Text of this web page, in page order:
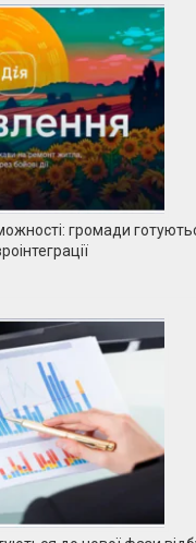
громади